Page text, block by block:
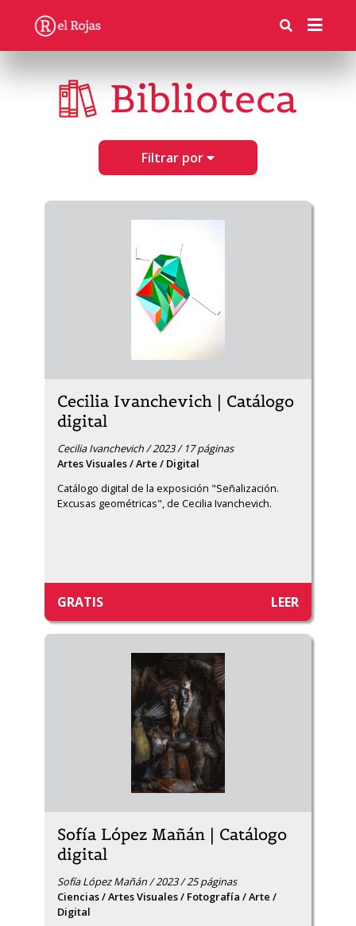
Biblioteca
Filtrar por
Cecilia Ivanchevich | Catálogo
digital
Cecilia Ivanchevich / 2023 / 17 páginas
Artes Visuales / Arte / Digital
Catálogo digital de la exposición "Señalización.
Excusas geométricas", de Cecilia Ivanchevich.
GRATIS LEER
Sofía López Mañán | Catálogo
digital
Sofía López Mañán / 2023 / 25 páginas
Ciencias / Artes Visuales / Fotografía / Arte /
Digital